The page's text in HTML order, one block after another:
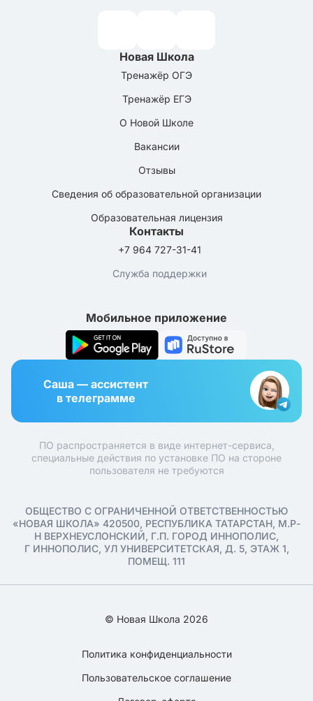
Новая Школа
Тренажёр ОГЭ
Тренажёр ЕГЭ
О Новой Школе
Вакансии
Отзывы
Сведения об образовательной организации
Образовательная лицензия
Контакты
+7 964 727-31-41
Служба поддержки
Мобильное приложение
Саша — ассистент
в телеграмме
ПО распространяется в виде интернет-сервиса,
специальные действия по установке ПО на стороне
пользователя не требуются
ОБЩЕСТВО С ОГРАНИЧЕННОЙ ОТВЕТСТВЕННОСТЬЮ
«НОВАЯ ШКОЛА» 420500, РЕСПУБЛИКА ТАТАРСТАН, М.Р-
Н ВЕРХНЕУСЛОНСКИЙ, Г.П. ГОРОД ИННОПОЛИС,
Г ИННОПОЛИС, УЛ УНИВЕРСИТЕТСКАЯ, Д. 5, ЭТАЖ 1,
ПОМЕЩ. 111
© Новая Школа 2026
Политика конфиденциальности
Пользовательское соглашение